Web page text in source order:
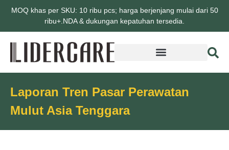
MOQ khas per SKU: 10 ribu pcs; harga berjenjang mulai dari 50
ribu+.NDA & dukungan kepatuhan tersedia.
Laporan Tren Pasar Perawatan
Mulut Asia Tenggara